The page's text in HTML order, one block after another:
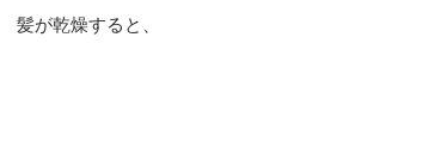
髪が乾燥すると、